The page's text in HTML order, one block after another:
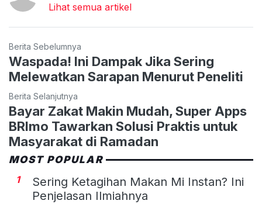
Lihat semua artikel
Berita Sebelumnya
Waspada! Ini Dampak Jika Sering
Melewatkan Sarapan Menurut Peneliti
Berita Selanjutnya
Bayar Zakat Makin Mudah, Super Apps
BRImo Tawarkan Solusi Praktis untuk
Masyarakat di Ramadan
MOST POPULAR
1
Sering Ketagihan Makan Mi Instan? Ini
Penjelasan Ilmiahnya